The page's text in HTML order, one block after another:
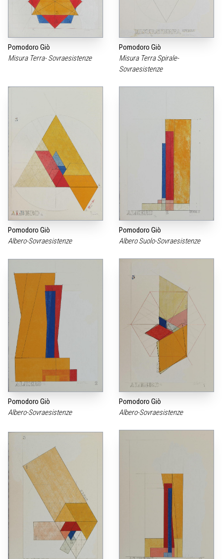
Pomodoro Giò
Misura Terra- Sovraesistenze
Pomodoro Giò
Misura Terra Spirale-
Sovraesistenze
Pomodoro Giò
Albero-Sovraesistenze
Pomodoro Giò
Albero Suolo-Sovraesistenze
Pomodoro Giò
Albero-Sovraesistenze
Pomodoro Giò
Albero-Sovraesistenze